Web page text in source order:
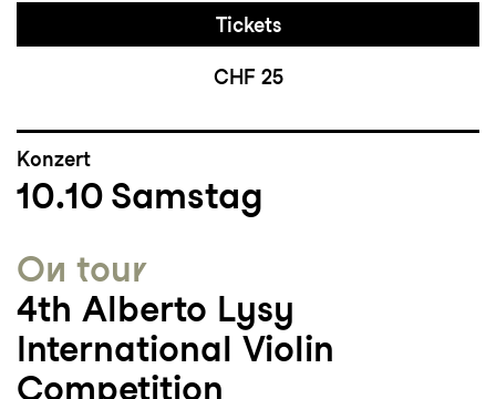
Tickets
CHF 25
Konzert
10.10 Samstag
On tour
4th Alberto Lysy
International Violin
Competition